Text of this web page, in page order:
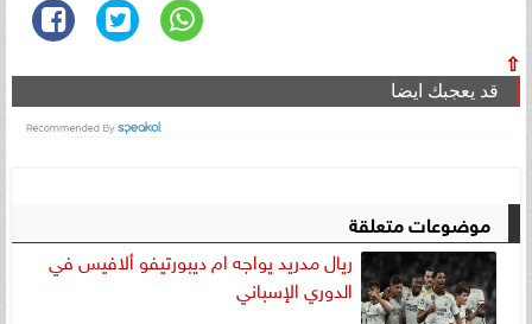
⇧
قد يعجبك ايضا
موضوعات متعلقة
ريال مدريد يواجه ام ديبورتيفو ألافيس في
الدوري الإسباني